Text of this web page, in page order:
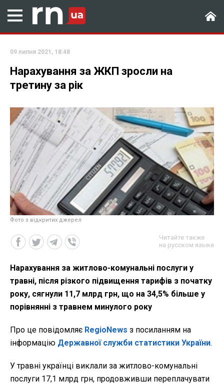
09 липня 2021, 18:48
Нарахування за ЖКП зросли на
третину за рік
Фото з відкритих джерел
Читайте также
на русском языке
Нарахування за житлово-комунальні послуги у
травні, після різкого підвищення тарифів з початку
року, сягнули 11,7 млрд грн, що на 34,5% більше у
порівнянні з травнем минулого року
Про це повідомляє RegioNews з посиланням на
інформацію Державної служби статистики України.
У травні українці виклали за житлово-комунальні
послуги 17,1 млрд грн, продовживши переплачувати